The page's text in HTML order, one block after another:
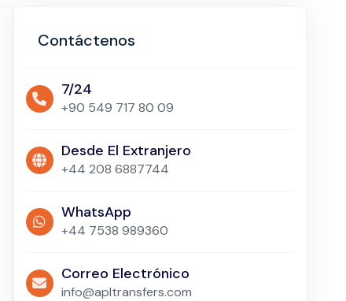
Contáctenos
7/24
+90 549 717 80 09
Desde El Extranjero
+44 208 6887744
WhatsApp
+44 7538 989360
Correo Electrónico
info@apltransfers.com